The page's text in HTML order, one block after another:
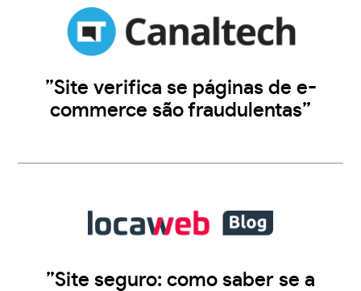
”Site verifica se páginas de e-
commerce são fraudulentas”
”Site seguro: como saber se a